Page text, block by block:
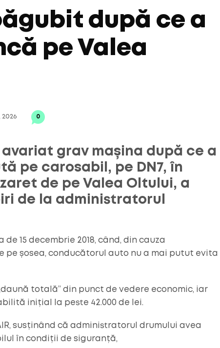
după ce a
pe Valea
2026 0
grav mașina după ce a
pe carosabil, pe DN7, în
de pe Valea Oltului, a
de la administratorul
15 decembrie 2018, când, din cauza
pe șosea, conducătorul auto nu a mai putut evita
totală” din punct de vedere economic, iar
inițial la peste 42.000 de lei.
susținând că administratorul drumului avea
în condiții de siguranță,